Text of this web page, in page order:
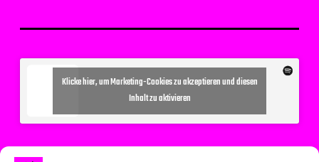
Klicke hier, um Marketing-Cookies zu akzeptieren und diesen
Inhalt zu aktivieren